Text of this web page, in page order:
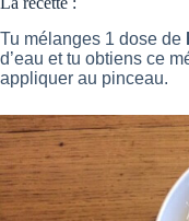
Tu mélanges 1 dose de
d’eau et tu obtiens ce
appliquer au pinceau.